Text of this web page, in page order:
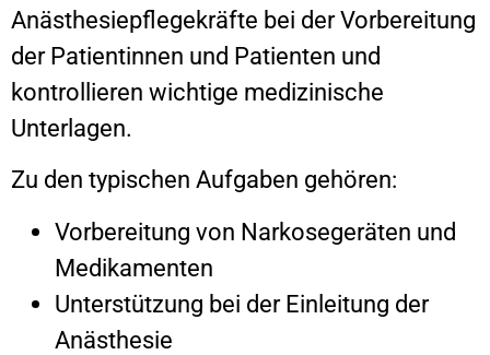
Anästhesiepflegekräfte bei der Vorbereitung
der Patientinnen und Patienten und
kontrollieren wichtige medizinische
Unterlagen.
Zu den typischen Aufgaben gehören:
Vorbereitung von Narkosegeräten und
Medikamenten
Unterstützung bei der Einleitung der
Anästhesie